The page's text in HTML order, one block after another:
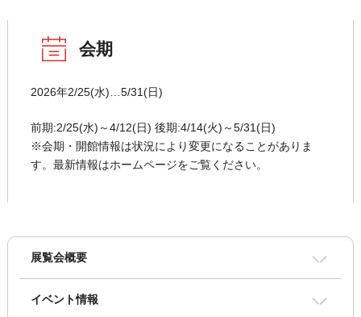
会期
2026年2/25(水)…5/31(日)
前期:2/25(水)～4/12(日) 後期:4/14(火)～5/31(日)
※会期・開館情報は状況により変更になることがありま
す。最新情報はホームページをご覧ください。
展覧会概要
イベント情報